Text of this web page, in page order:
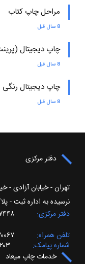
مراحل چاپ کتاب
8 سال قبل
چاپ دیجیتال
8 سال قبل
چاپ دیجیتال رنگی
8 سال قبل
دفتر مرکزی
تهران - خیابان آزادی -
نرسیده به اداره ثبت - پلاک
دفتر مرکزی
تلفن همراه
شماره پیامک
خدمات چاپ میعاد